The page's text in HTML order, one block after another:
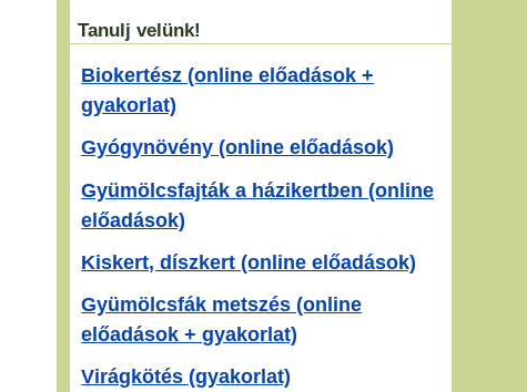
Tanulj velünk!
Biokertész (online előadások +
gyakorlat)
Gyógynövény (online előadások)
Gyümölcsfajták a házikertben (online
előadások)
Kiskert, díszkert (online előadások)
Gyümölcsfák metszés (online
előadások + gyakorlat)
Virágkötés (gyakorlat)